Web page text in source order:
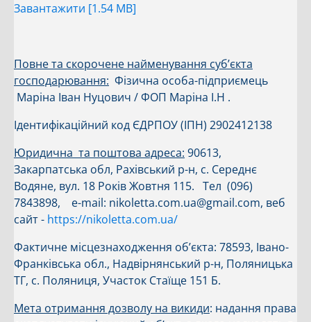
Завантажити [1.54 MB]
Повне та скорочене найменування суб’єкта
господарювання: Фізична особа-підприємець
Маріна Іван Нуцович / ФОП Маріна І.Н .
Ідентифікаційний код ЄДРПОУ (ІПН) 2902412138
Юридична та поштова адреса: 90613,
Закарпатська обл, Рахівський р-н, с. Середнє
Водяне, вул. 18 Років Жовтня 115. Тел (096)
7843898, e-mail: nikoletta.com.ua@gmail.com, веб
сайт - https://nikoletta.com.ua/
Фактичне місцезнаходження об’єкта: 78593, Івано-
Франківська обл., Надвірнянський р-н, Поляницька
ТГ, с. Поляниця, Участок Стаїще 151 Б.
Мета отримання дозволу на викиди: надання права